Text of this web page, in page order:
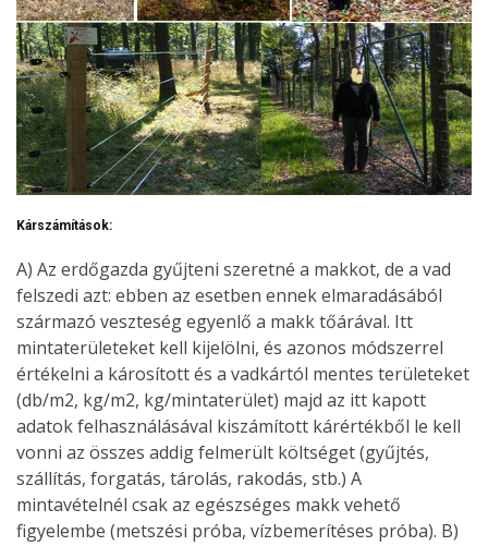
Kárszámítások:
A) Az erdőgazda gyűjteni szeretné a makkot, de a vad
felszedi azt: ebben az esetben ennek elmaradásából
származó veszteség egyenlő a makk tőárával. Itt
mintaterületeket kell kijelölni, és azonos módszerrel
értékelni a károsított és a vadkártól mentes területeket
(db/m2, kg/m2, kg/mintaterület) majd az itt kapott
adatok felhasználásával kiszámított kárértékből le kell
vonni az összes addig felmerült költséget (gyűjtés,
szállítás, forgatás, tárolás, rakodás, stb.) A
mintavételnél csak az egészséges makk vehető
figyelembe (metszési próba, vízbemerítéses próba). B)